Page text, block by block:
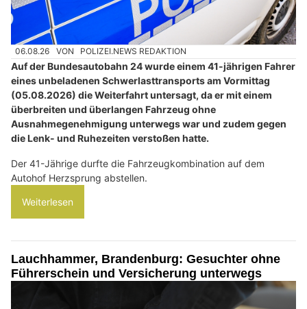
06.08.26 VON POLIZEI.NEWS REDAKTION
Auf der Bundesautobahn 24 wurde einem 41-jährigen Fahrer
eines unbeladenen Schwerlasttransports am Vormittag
(05.08.2026) die Weiterfahrt untersagt, da er mit einem
überbreiten und überlangen Fahrzeug ohne
Ausnahmegenehmigung unterwegs war und zudem gegen
die Lenk- und Ruhezeiten verstoßen hatte.
Der 41-Jährige durfte die Fahrzeugkombination auf dem
Autohof Herzsprung abstellen.
Weiterlesen
Lauchhammer, Brandenburg: Gesuchter ohne
Führerschein und Versicherung unterwegs